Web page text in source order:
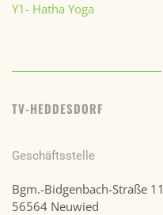
Y1- Hatha Yoga
TV-HEDDESDORF
Geschäftsstelle
Bgm.-Bidgenbach-Straße 11
56564 Neuwied